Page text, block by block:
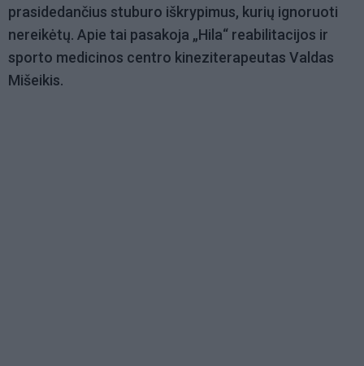
prasidedančius stuburo iškrypimus, kurių ignoruoti
nereikėtų. Apie tai pasakoja „Hila“ reabilitacijos ir
sporto medicinos centro kineziterapeutas Valdas
Mišeikis.